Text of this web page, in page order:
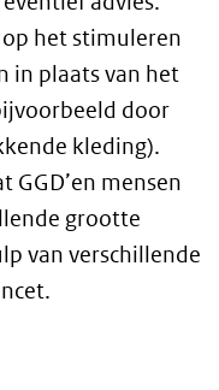
het stimuleren
in plaats van het
door
kleding).
GGD’en mensen
grootte
van verschillende